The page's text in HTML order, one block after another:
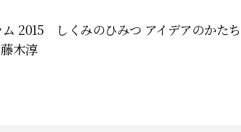
2015 しくみのひみつ アイデアのかたち
木淳